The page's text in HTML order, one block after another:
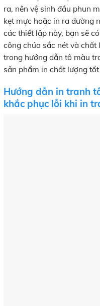
ra, nên vệ sinh đầu phun
kẹt mực hoặc in ra đường
các thiết lập này, bạn sẽ
công chúa sắc nét và
trong hướng dẫn tô màu
sản phẩm in chất lượng
Hướng dẫn in tranh
khắc phục lỗi khi in